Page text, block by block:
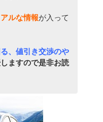
ルな情報が入って
、値引き交渉のや
ますので是非お読